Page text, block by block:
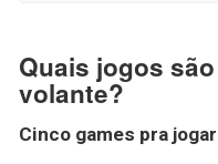
Quais jogos
volante?
Cinco games pra jogar